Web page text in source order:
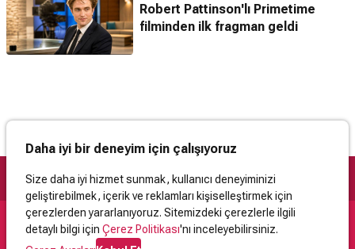
Robert Pattinson'lı Primetime
filminden ilk fragman geldi
Daha iyi bir deneyim için çalışıyoruz
Size daha iyi hizmet sunmak, kullanıcı deneyiminizi
geliştirebilmek, içerik ve reklamları kişiselleştirmek için
çerezlerden yararlanıyoruz. Sitemizdeki çerezlerle ilgili
detaylı bilgi için Çerez Politikası'nı inceleyebilirsiniz.
Destek